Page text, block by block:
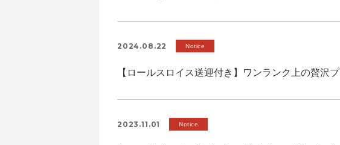
2024.08.22 Notice
【ロールスロイス送迎付き】ワンランク上の贅沢
2023.11.01 Notice